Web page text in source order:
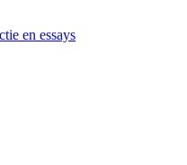
en essays